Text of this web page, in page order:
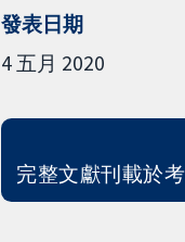
發表日期
4 五月 2020
完整文獻刊載於